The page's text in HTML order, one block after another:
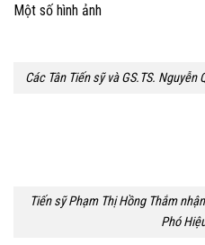
Một số hình ảnh
Các Tân Tiến sỹ và GS.TS. Nguyễn
Tiến sỹ Phạm Thị Hồng Thắm
Phó